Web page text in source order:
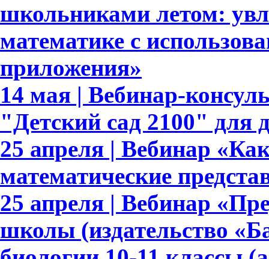
школьниками летом:
математике с
приложения»
14 мая | Вебинар-
"Детский сад 2100" для
25 апреля | Вебинар
математические
25 апреля | Вебинар
школы (издательство